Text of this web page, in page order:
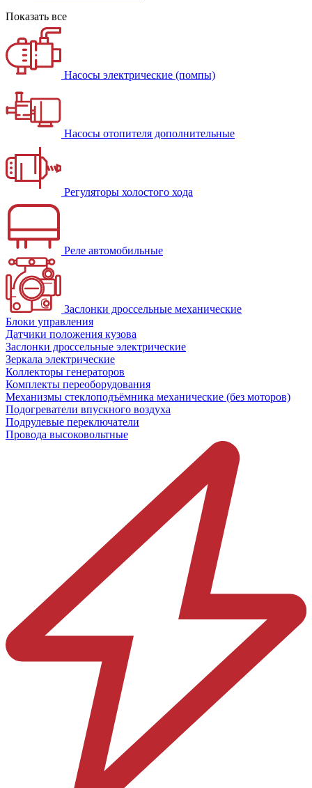
Показать все
Насосы электрические (помпы)
Насосы отопителя дополнительные
Регуляторы холостого хода
Реле автомобильные
Заслонки дроссельные механические
Блоки управления
Датчики положения кузова
Заслонки дроссельные электрические
Зеркала электрические
Коллекторы генераторов
Комплекты переоборудования
Механизмы стеклоподъёмника механические (без моторов)
Подогреватели впускного воздуха
Подрулевые переключатели
Провода высоковольтные